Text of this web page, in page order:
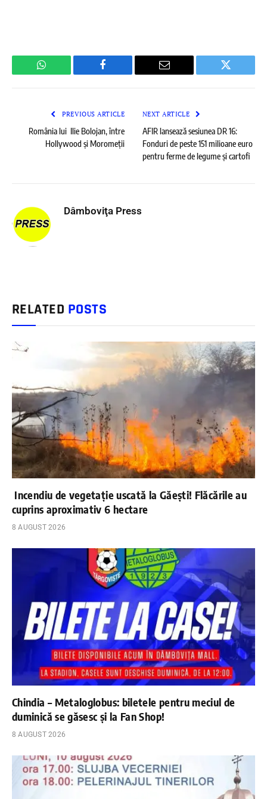
WhatsApp Facebook Email Twitter
PREVIOUS ARTICLE
România lui Ilie Bolojan, între
Hollywood și Moromeții
NEXT ARTICLE
AFIR lansează sesiunea DR 16:
Fonduri de peste 151 milioane euro
pentru ferme de legume și cartofi
Dâmboviţa Press
RELATED POSTS
Incendiu de vegetație uscată la Găești! Flăcările au
cuprins aproximativ 6 hectare
8 AUGUST 2026
Chindia – Metaloglobus: biletele pentru meciul de
duminică se găsesc și la Fan Shop!
8 AUGUST 2026